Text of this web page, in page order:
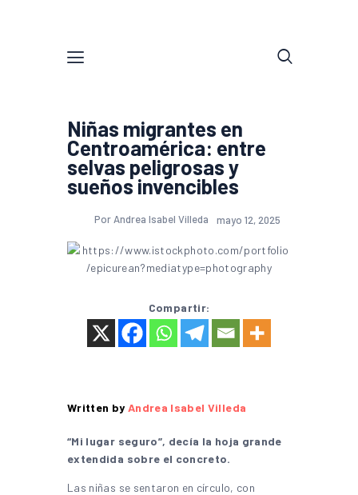
Niñas migrantes en
Centroamérica: entre
selvas peligrosas y
sueños invencibles
Por Andrea Isabel Villeda mayo 12, 2025
Compartir:
Written by Andrea Isabel Villeda
“Mi lugar seguro”, decía la hoja grande
extendida sobre el concreto.
Las niñas se sentaron en círculo, con